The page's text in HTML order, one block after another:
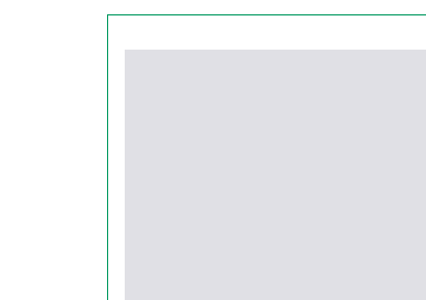
У каждого титана в Minecraft PE
Например, бронированный гигант
моб